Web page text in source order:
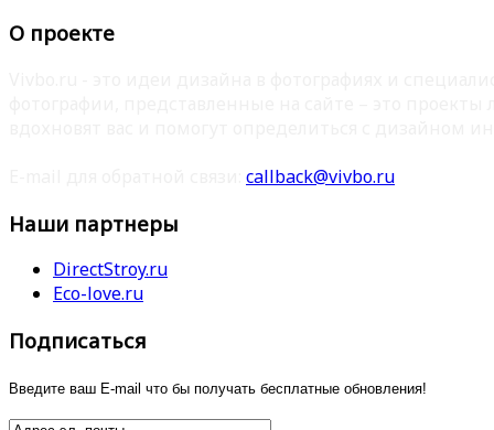
О проекте
callback@vivbo.ru
Наши партнеры
DirectStroy.ru
Eco-love.ru
Подписаться
Введите ваш E-mail что бы получать бесплатные обновления!